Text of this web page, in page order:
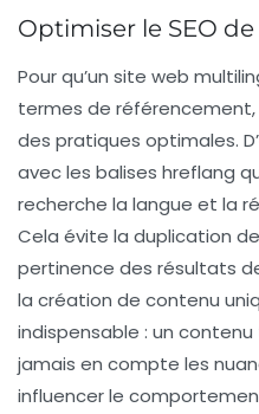
Optimiser le SEO
Pour qu’un site web
termes de référencement
des pratiques optimales.
avec les balises hreflang
recherche la langue et la
Cela évite la duplication
pertinence des résultats
la création de contenu
indispensable : un
jamais en compte les
influencer le